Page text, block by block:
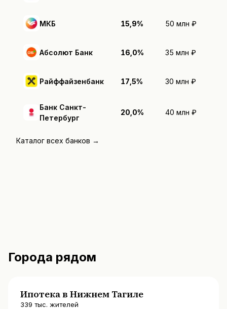
МКБ 15,9% 50 млн ₽
Абсолют Банк 16,0% 35 млн ₽
Райффайзенбанк 17,5% 30 млн ₽
Банк Санкт-
Петербург
20,0% 40 млн ₽
Каталог всех банков →
Города рядом
Ипотека в Нижнем Тагиле
339 тыс. жителей